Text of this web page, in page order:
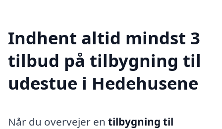
Indhent altid mindst 3
tilbud på tilbygning til
udestue i Hedehusene
Når du overvejer en tilbygning til